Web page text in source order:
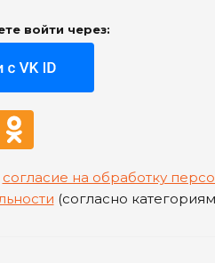
войти через:
согласие на обработку
(согласно